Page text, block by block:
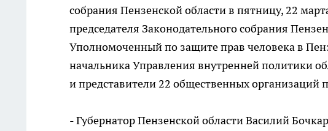
собрания Пензенской области в пятницу, 22
председателя Законодательного собрания
Уполномоченный по защите прав человека в
начальника Управления внутренней политики
и представители 22 общественных организаций
- Губернатор Пензенской области Василий